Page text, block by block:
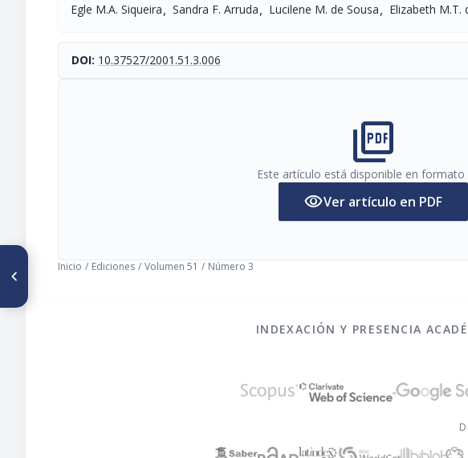
Egle M.A. Siqueira, Sandra F. Arruda, Lucilene M. de Sousa, Elizabeth M.T.
DOI: 10.37527/2001.51.3.006
picture_as_pdf
Este artículo está disponible en formato
visibilityVer artículo en PDF
Inicio / Ediciones / Volumen 51 / Número 3
ARTÍCULO ANTERIOR
INDEXACIÓN Y PRESENCIA